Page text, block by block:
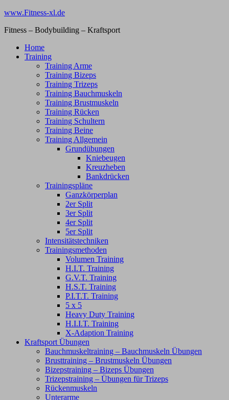
Zum
springen
www.Fitness-xl.de
Fitness – Bodybuilding – Kraftsport
Home
Training
Training Arme
Training Bizeps
Training Trizeps
Training Bauchmuskeln
Training Brustmuskeln
Training Rücken
Training Schultern
Training Beine
Training Allgemein
Grundübungen
Kniebeugen
Kreuzheben
Bankdrücken
Trainingspläne
Ganzkörperplan
2er Split
3er Split
4er Split
5er Split
Intensitätstechniken
Trainingsmethoden
Volumen Training
H.I.T. Training
G.V.T. Training
H.S.T. Training
P.I.T.T. Training
5 x 5
Heavy Duty Training
H.I.I.T. Training
X-Adaption Training
Kraftsport Übungen
Bauchmuskeltraining – Bauchmuskeln Übungen
Brusttraining – Brustmuskeln Übungen
Bizepstraining – Bizeps Übungen
Trizepstraining – Übungen für Trizeps
Rückenmuskeln
Unterarme